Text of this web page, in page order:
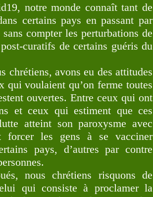
notre monde connaît tant de
certains pays en passant par
compter les perturbations de
curatifs de certains guéris du
avons eu des attitudes
qui voulaient qu’on ferme toutes
ouvertes. Entre ceux qui ont
et ceux qui estiment que ces
atteint son paroxysme avec
forcer les gens à se vacciner
pays, d’autres par contre
chrétiens risquons de
qui consiste à proclamer la